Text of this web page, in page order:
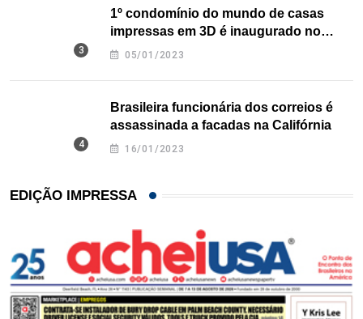
1º condomínio do mundo de casas
impressas em 3D é inaugurado no
Texas
05/01/2023
Brasileira funcionária dos correios é
assassinada a facadas na Califórnia
16/01/2023
EDIÇÃO IMPRESSA